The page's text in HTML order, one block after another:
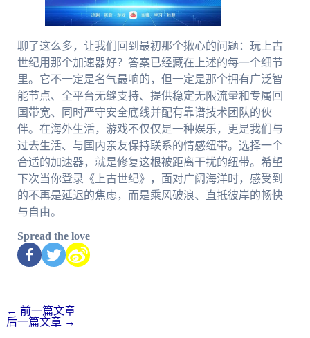
聊了这么多，让我们回到最初那个揪心的问题：玩上古
世纪用那个加速器好？答案已经藏在上述的每一个细节
里。它不一定是名气最响的，但一定是那个拥有广泛智
能节点、全平台无缝支持、提供稳定无限流量和专属回
国带宽、同时严守安全底线并配有靠谱技术团队的伙
伴。在海外生活，游戏不仅仅是一种娱乐，更是我们与
过去生活、与国内亲友保持联系的情感纽带。选择一个
合适的加速器，就是修复这根被距离干扰的纽带。希望
下次当你登录《上古世纪》，面对广阔海洋时，感受到
的不再是延迟的焦虑，而是乘风破浪、直抵彼岸的畅快
与自由。
Spread the love
← 前一篇文章
后一篇文章 →